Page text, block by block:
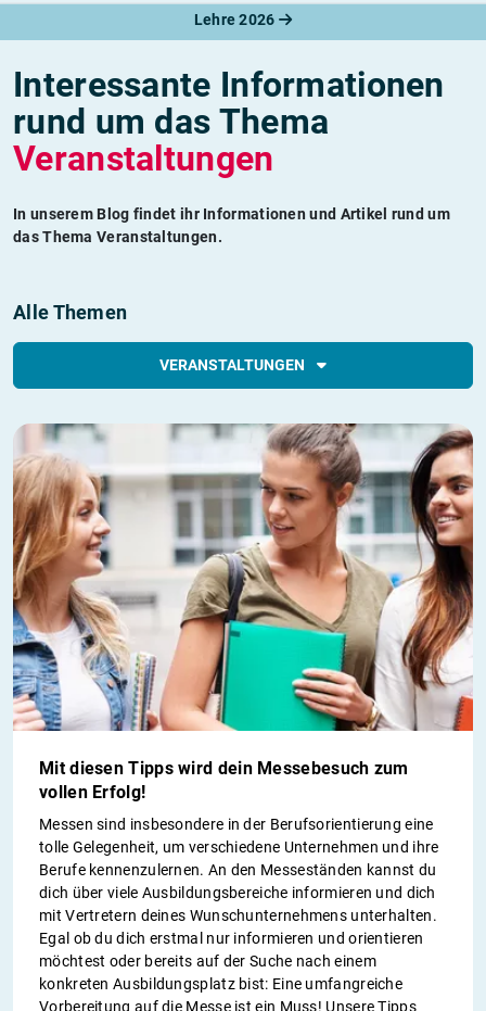
Lehre 2026
Interessante Informationen
rund um das Thema
Veranstaltungen
In unserem Blog findet ihr Informationen und Artikel rund um
das Thema Veranstaltungen.
Alle Themen
VERANSTALTUNGEN
Mit diesen Tipps wird dein Messebesuch zum
vollen Erfolg!
Messen sind insbesondere in der Berufsorientierung eine
tolle Gelegenheit, um verschiedene Unternehmen und ihre
Berufe kennenzulernen. An den Messeständen kannst du
dich über viele Ausbildungsbereiche informieren und dich
mit Vertretern deines Wunschunternehmens unterhalten.
Egal ob du dich erstmal nur informieren und orientieren
möchtest oder bereits auf der Suche nach einem
konkreten Ausbildungsplatz bist: Eine umfangreiche
Vorbereitung auf die Messe ist ein Muss! Unsere Tipps